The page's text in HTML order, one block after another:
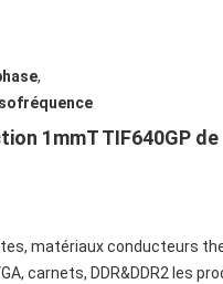
,
1mmT TIF640GP de
matériaux conducteurs
carnets, DDR&DDR2 les